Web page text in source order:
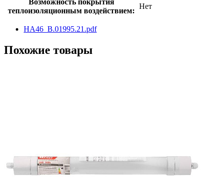
теплоизоляционным воздействием:
Нет
HA46_B.01995.21.pdf
Похожие товары